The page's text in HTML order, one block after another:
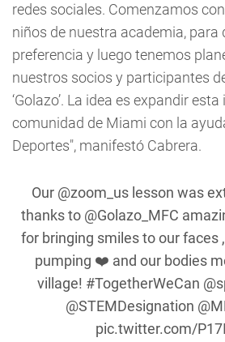
redes sociales. Comenzamos
niños de nuestra academia, para
preferencia y luego tenemos
nuestros socios y participantes
‘Golazo’. La idea es expandir
comunidad de Miami con la
Deportes", manifestó Cabrera.
Our @zoom_us lesson was
thanks to @Golazo_MFC
for bringing smiles to our faces
pumping ❤️ and our bodies
village! #TogetherWeCan
@STEMDesignation
pic.twitter.com/